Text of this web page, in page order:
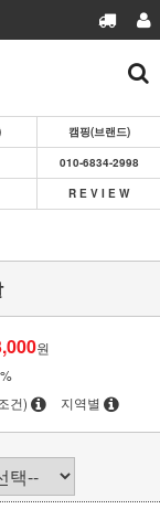
캠핑(브랜드)
010-6834-2998
R E V I E W
원
건) 지역별